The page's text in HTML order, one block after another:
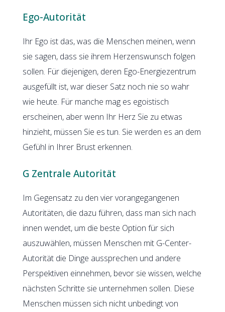
Ego-Autorität
Ihr Ego ist das, was die Menschen meinen, wenn
sie sagen, dass sie ihrem Herzenswunsch folgen
sollen. Für diejenigen, deren Ego-Energiezentrum
ausgefüllt ist, war dieser Satz noch nie so wahr
wie heute. Für manche mag es egoistisch
erscheinen, aber wenn Ihr Herz Sie zu etwas
hinzieht, müssen Sie es tun. Sie werden es an dem
Gefühl in Ihrer Brust erkennen.
G Zentrale Autorität
Im Gegensatz zu den vier vorangegangenen
Autoritäten, die dazu führen, dass man sich nach
innen wendet, um die beste Option für sich
auszuwählen, müssen Menschen mit G-Center-
Autorität die Dinge aussprechen und andere
Perspektiven einnehmen, bevor sie wissen, welche
nächsten Schritte sie unternehmen sollen. Diese
Menschen müssen sich nicht unbedingt von